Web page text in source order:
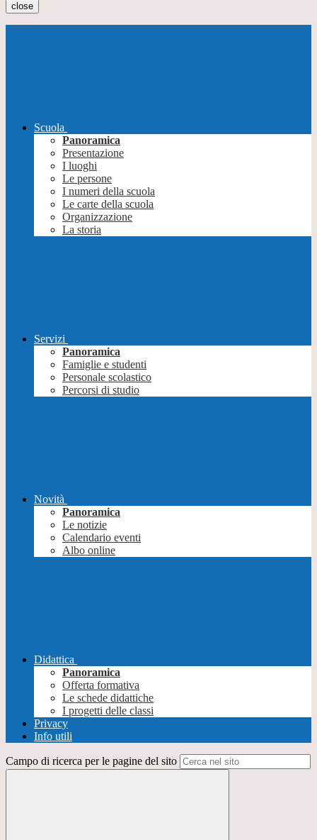
close
Scuola
Panoramica
Presentazione
I luoghi
Le persone
I numeri della scuola
Le carte della scuola
Organizzazione
La storia
Servizi
Panoramica
Famiglie e studenti
Personale scolastico
Percorsi di studio
Novità
Panoramica
Le notizie
Calendario eventi
Albo online
Didattica
Panoramica
Offerta formativa
Le schede didattiche
I progetti delle classi
Privacy
Info utili
Campo di ricerca per le pagine del sito